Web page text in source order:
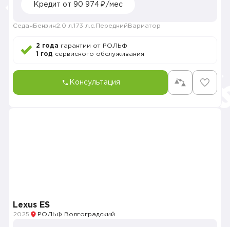
Кредит от 90 974 ₽/мес
Седан Бензин2.0 л. 173 л.с. Передний Вариатор
2 года гарантии от РОЛЬФ
1 год сервисного обслуживания
Консультация
Lexus ES
2025 РОЛЬФ Волгоградский